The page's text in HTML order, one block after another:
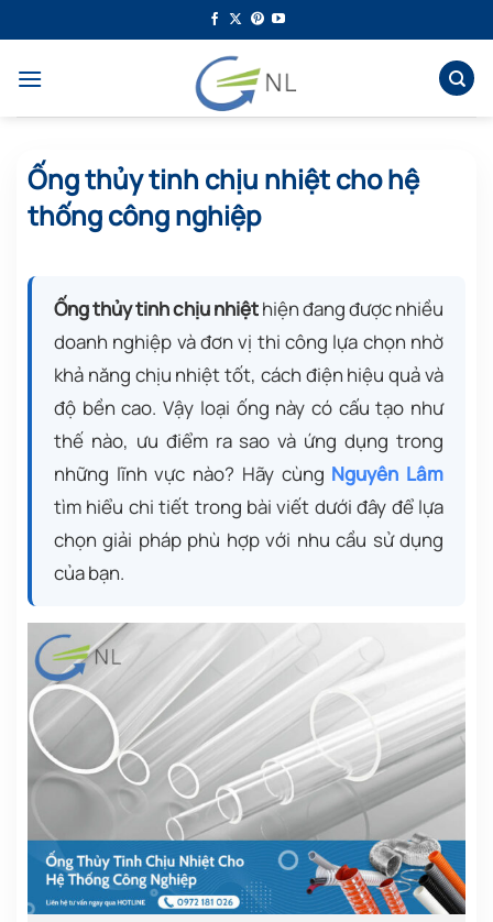
qua
dung
Ống thủy tinh chịu nhiệt cho hệ
thống công nghiệp
Ống thủy tinh chịu nhiệthiện đang được nhiều
doanh nghiệp và đơn vị thi công lựa chọn nhờ
khả năng chịu nhiệt tốt, cách điện hiệu quả và
độ bền cao. Vậy loại ống này có cấu tạo như
thế nào, ưu điểm ra sao và ứng dụng trong
những lĩnh vực nào? Hãy cùng Nguyên Lâm
tìm hiểu chi tiết trong bài viết dưới đây để lựa
chọn giải pháp phù hợp với nhu cầu sử dụng
của bạn.